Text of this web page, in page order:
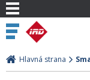
Hlavná strana